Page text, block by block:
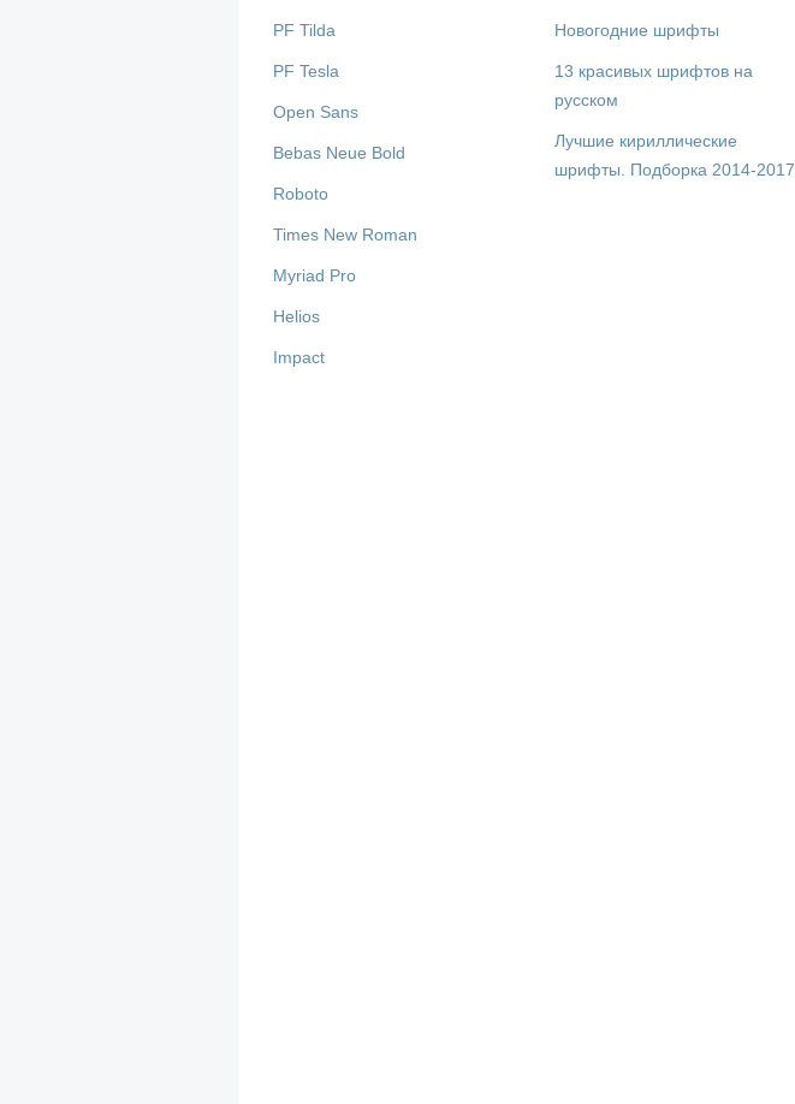
PF Tilda
PF Tesla
Open Sans
Bebas Neue Bold
Roboto
Times New Roman
Myriad Pro
Helios
Impact
Новогодние шрифты
13 красивых шрифтов на
русском
Лучшие кириллические
шрифты. Подборка 2014-2017